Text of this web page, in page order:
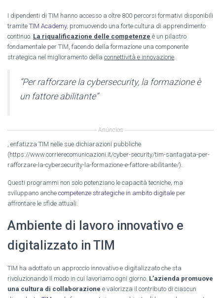
I dipendenti di TIM hanno accesso a oltre 800 percorsi formativi disponibili
tramite TIM Academy, promuovendo una forte cultura di apprendimento
continuo. La riqualificazione delle competenze è un pilastro
fondamentale per TIM, facendo della formazione una componente
strategica nel miglioramento della connettività e innovazione
“Per rafforzare la cybersecurity, la formazione è
un fattore abilitante”
Anúncios
, enfatizza TIM nelle sue dichiarazioni pubbliche
(https://www.corrierecomunicazioni.it/cyber-security/tim-santagata-per-
rafforzare-la-cybersecurity-la-formazione-e-fattore-abilitante/).
Questi programmi non solo potenziano le capacità tecniche, ma
sviluppano anche competenze strategiche in ambito digitale per
affrontare le sfide attuali.
Ambiente di lavoro innovativo e
digitalizzato in TIM
TIM ha adottato un approccio innovativo e digitalizzato che sta
rivoluzionando il modo in cui lavoriamo ogni giorno. L’azienda promuove
una cultura di collaborazione e valorizza il contributo di ciascun